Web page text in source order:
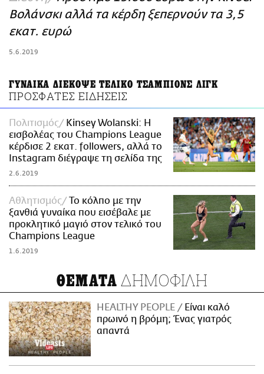
ΑΜΠΑ
PRINT
Βολάνσκι αλλά τα κέρδη ξεπερνούν τα 3,5
εκατ. ευρώ
5.6.2019
ΓΥΝΑΙΚΑ ΔΙΕΚΟΨΕ ΤΕΛΙΚΟ ΤΣΑΜΠΙΟΝΣ ΛΙΓΚ
ΠΡΟΣΦΑΤΕΣ ΕΙΔΗΣΕΙΣ
Πολιτισμός
Kinsey Wolanski: H
εισβολέας του Champions League
κέρδισε 2 εκατ. followers, αλλά το
Instagram διέγραψε τη σελίδα της
2.6.2019
Αθλητισμός
Το κόλπο με την
ξανθιά γυναίκα που εισέβαλε με
προκλητικό μαγιό στον τελικό του
Champions League
1.6.2019
ΘΕΜΑΤΑ ΔΗΜΟΦΙΛΗ
HEALTHY PEOPLE
Είναι καλό
πρωινό η βρόμη; Ένας γιατρός
απαντά